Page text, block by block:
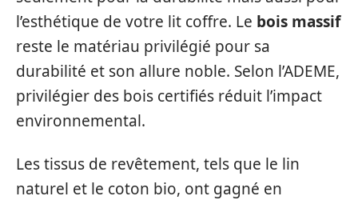
l’esthétique de votre lit coffre. Le bois massif
reste le matériau privilégié pour sa
durabilité et son allure noble. Selon l’ADEME,
privilégier des bois certifiés réduit l’impact
environnemental.
Les tissus de revêtement, tels que le lin
naturel et le coton bio, ont gagné en